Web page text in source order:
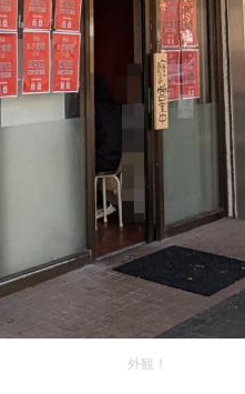
外観！